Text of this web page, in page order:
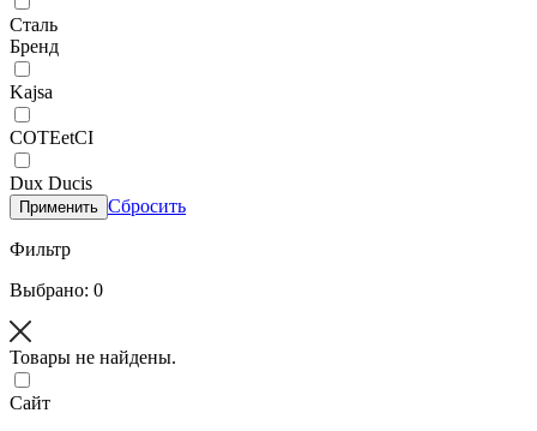
Сталь
Бренд
Kajsa
COTEetCI
Dux Ducis
Применить Сбросить
Фильтр
Выбрано: 0
Товары не найдены.
Сайт